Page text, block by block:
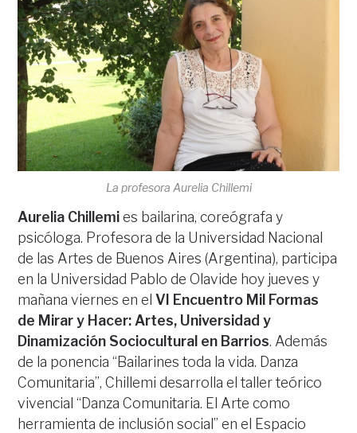
La profesora Aurelia Chillemi
Aurelia Chillemies bailarina, coreógrafa y
psicóloga. Profesora de la Universidad Nacional
de las Artes de Buenos Aires (Argentina), participa
en la Universidad Pablo de Olavide hoy jueves y
mañana viernes en elVI Encuentro Mil Formas
de Mirar y Hacer: Artes, Universidad y
Dinamización Sociocultural en Barrios. Además
de la ponencia “Bailarines toda la vida. Danza
Comunitaria”, Chillemi desarrolla el taller teórico
vivencial “Danza Comunitaria. El Arte como
herramienta de inclusión social” en el Espacio